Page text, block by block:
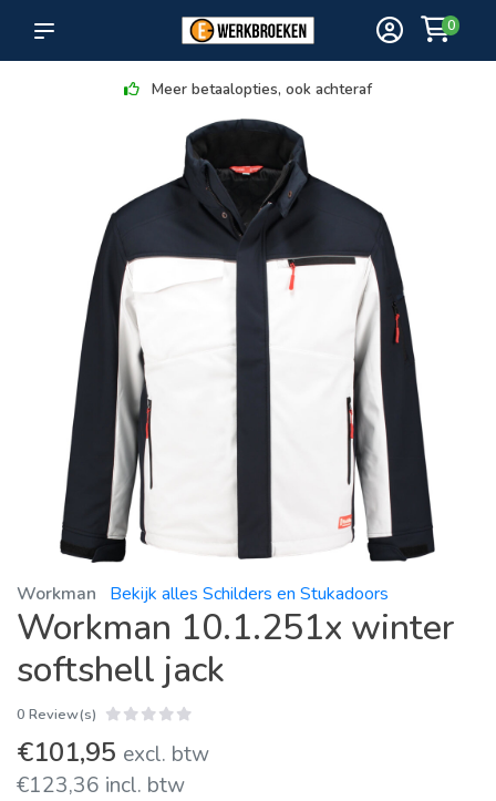
0
Meer betaalopties, ook achteraf
Workman Bekijk alles Schilders en Stukadoors
Workman 10.1.251x winter
softshell jack
0 Review(s)
€101,95 excl. btw
€123,36 incl. btw